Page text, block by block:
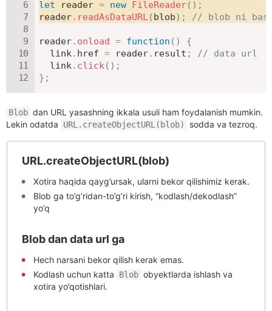
let reader = new FileReader( ) ;
reader. readAsDataURL(blob) ; // blob ni
reader. onload = function ( )
{
  link
. href = reader. result ;
// data url
  link
. click( ) ;
} ;
Blob dan URL yasashning ikkala usuli ham foydalanish mumkin.
Lekin odatda
URL.createObjectURL(blob) sodda va tezroq.
URL.createObjectURL(blob)
Xotira haqida qayg’ursak, ularni bekor qilishimiz kerak.
Blob ga to’g’ridan-to’g’ri kirish, “kodlash/dekodlash”
yo’q
Blob dan data url ga
Hech narsani bekor qilish kerak emas.
Kodlash uchun katta
Blob obyektlarda ishlash va
xotira yo’qotishlari.